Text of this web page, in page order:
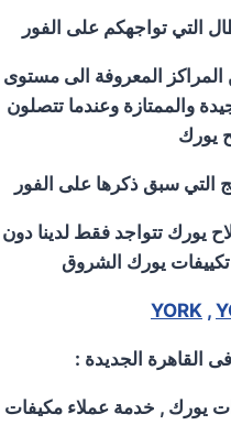
التي تواجهكم على الفور
المعروفة الى مستوى
والممتازة وعندما تتصلون
يورك
التي سبق ذكرها على الفور
يورك تتواجد فقط لدينا دون
تكييفات يورك الشروق
YORK ,
القاهرة الجديدة :
يورك, خدمة عملاء مكيفات